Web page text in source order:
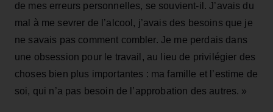
de mes erreurs personnelles, se souvient‑il. J’avais du
mal à me sevrer de l’alcool, j’avais des besoins que je
ne savais pas comment combler. Je me perdais dans
une obsession pour le travail, au lieu de privilégier des
choses bien plus importantes : ma famille et l’estime de
soi, qui n’a pas besoin de l’approbation des autres. »